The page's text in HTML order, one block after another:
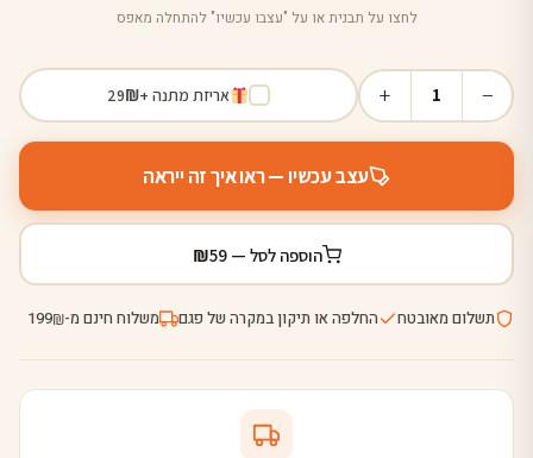
לחצו על תבנית או על "עצבו עכשיו" להתחלה מאפס
−
1
+ אריזת מתנה +₪
29
עצב עכשיו — ראו איך זה ייראה
הוספה לסל — ₪59
תשלום מאובטח החלפה או תיקון במקרה של פגם משלוח חינם מ-₪
199